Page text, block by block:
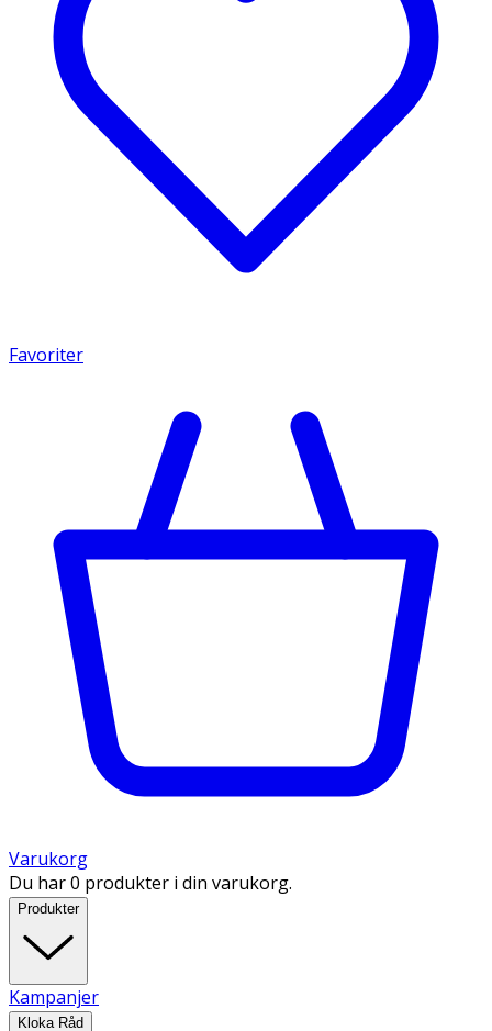
Favoriter
Varukorg
Du har 0 produkter i din varukorg.
Produkter
Kampanjer
Kloka Råd